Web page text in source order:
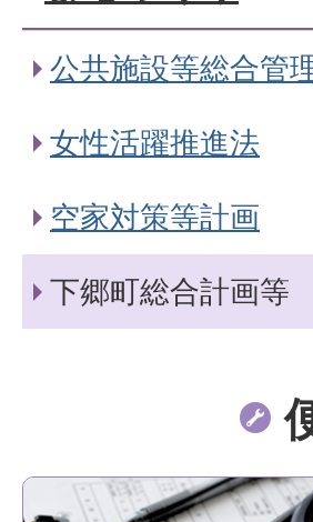
公共施設等総合管
女性活躍推進法
空家対策等計画
下郷町総合計画等